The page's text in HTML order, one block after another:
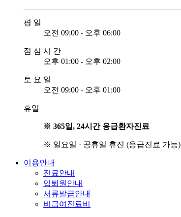
평 일
오전 09:00 - 오후 06:00
점 심 시
간
오후 01:00 - 오후 02:00
토 요 일
오전 09:00 - 오후 01:00
휴일
※ 365일, 24시간 응급환자진료
※ 일요일 · 공휴일 휴진 (응급진료 가능)
이용안내
진료안내
입퇴원안내
서류발급안내
비급여진료비